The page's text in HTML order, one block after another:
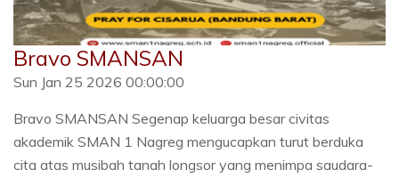
Bravo SMANSAN
Sun Jan 25 2026 00:00:00
Bravo SMANSAN Segenap keluarga besar civitas
akademik SMAN 1 Nagreg mengucapkan turut berduka
cita atas musibah tanah longsor yang menimpa saudara-